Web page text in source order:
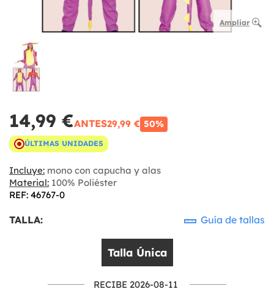
Ampliar
14,99 €ANTES29,99 € 50%
ÚLTIMAS UNIDADES
Incluye: mono con capucha y alas
Material: 100% Poliéster
REF: 46767-0
TALLA: Guía de tallas
Talla Única
RECIBE 2026-08-11